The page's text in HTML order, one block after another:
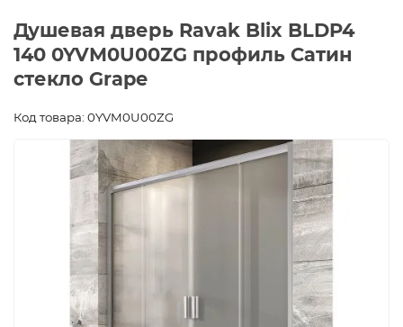
Душевая дверь Ravak Blix BLDP4
140 0YVM0U00ZG профиль Сатин
стекло Grape
Код товара: 0YVM0U00ZG